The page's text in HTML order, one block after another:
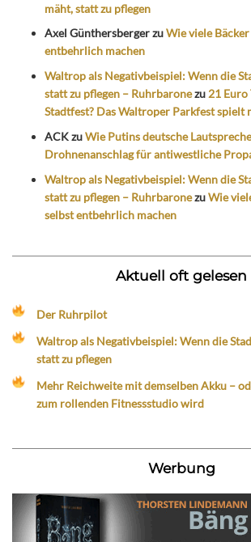
mäht, statt zu pflegen
Axel GünthersbergerzuWie viele
entbehrlich machen
Waltrop als Negativbeispiel: Wenn die
statt zu pflegen – Ruhrbaronezu 21
Stadtfest? Das Waltroper Parkfest spielt
ACKzuWie Putins deutsche
Drohnenanschlag für antiwestliche
Waltrop als Negativbeispiel: Wenn die
statt zu pflegen – RuhrbaronezuWie
selbst entbehrlich machen
Aktuell oft gelesen
Der Ruhrpilot
Waltrop als Negativbeispiel: Wenn die
statt zu pflegen
Mehr Reichweite mit demselben Akku –
zum rollenden Fitnessstudio wird
Werbung